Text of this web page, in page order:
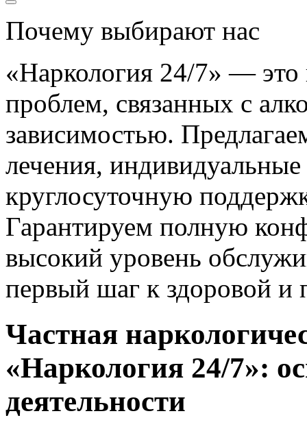
Почему выбирают нас
«Наркология 24/7» —
проблем, связанных с
зависимостью.
лечения,
круглосуточную
Гарантируем полную
высокий уровень
первый шаг к здоровой и
Частная
«Наркология 24/7»:
деятельности